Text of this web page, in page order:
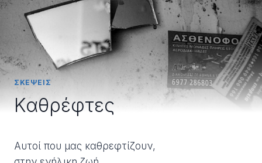
ΣΚΕΨΕΙΣ
Καθρέφτες
Αυτοί που μας καθρεφτίζουν,